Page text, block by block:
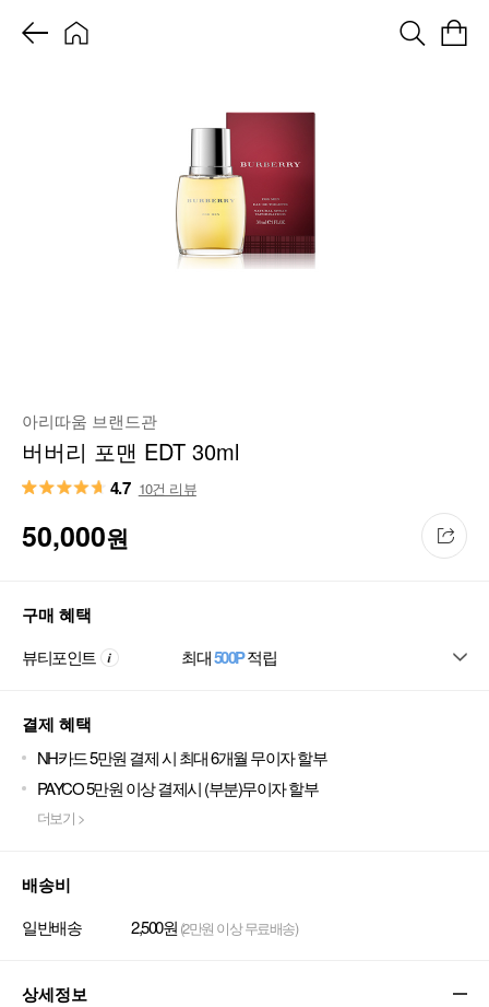
아리따움 브랜드관
버버리 포맨 EDT 30ml
4.7 10건 리뷰
50,000원
구매 혜택
뷰티포인트 최대500P적립
결제 혜택
NH카드 5만원 결제 시 최대 6개월 무이자 할부
PAYCO 5만원 이상 결제시 (부분)무이자 할부
더보기 >
배송비
일반배송 2,500원 (2만원 이상 무료배송)
상세정보